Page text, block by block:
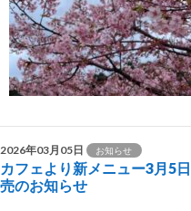
2026年03月05日 お知らせ
カフェより新メニュー3月5
売のお知らせ